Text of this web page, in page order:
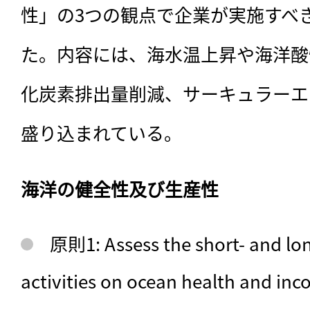
性」の3つの観点で企業が実施すべ
た。内容には、 海水温上昇や海洋
化炭素排出量削減、サーキュラー
盛り込まれている。
海洋の健全性及び生産性
原則1: Assess the short- and
activities on ocean health and